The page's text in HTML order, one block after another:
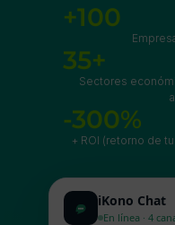
+100
35+
Sectores
-300%
+ ROI (retorno de
animadoiKono Chat
En línea · 4